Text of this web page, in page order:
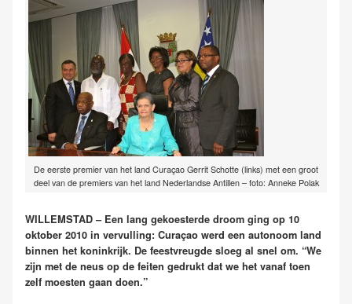
De eerste premier van het land Curaçao Gerrit Schotte (links) met een groot
deel van de premiers van het land Nederlandse Antillen – foto: Anneke Polak
WILLEMSTAD – Een lang gekoesterde droom ging op 10
oktober 2010 in vervulling: Curaçao werd een autonoom land
binnen het koninkrijk. De feestvreugde sloeg al snel om. “We
zijn met de neus op de feiten gedrukt dat we het vanaf toen
zelf moesten gaan doen.”